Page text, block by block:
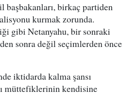
başbakanları, birkaç partiden
kurmak zorunda.
gibi Netanyahu, bir sonraki
sonra değil seçimlerden önce
iktidarda kalma şansı
müttefiklerinin kendisine